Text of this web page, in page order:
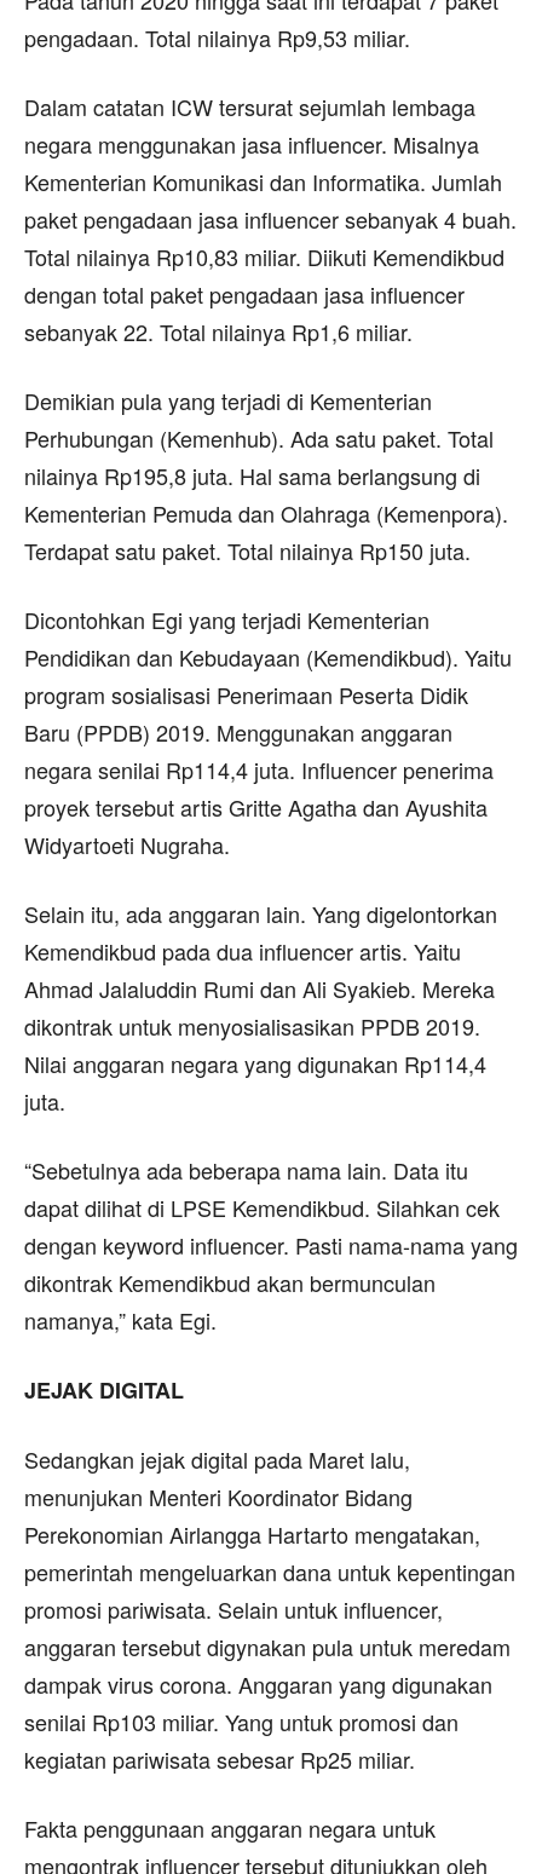
pengadaan. Total nilainya Rp9,53 miliar.
Dalam catatan ICW tersurat sejumlah lembaga
negara menggunakan jasa influencer. Misalnya
Kementerian Komunikasi dan Informatika. Jumlah
paket pengadaan jasa influencer sebanyak 4 buah.
Total nilainya Rp10,83 miliar. Diikuti Kemendikbud
dengan total paket pengadaan jasa influencer
sebanyak 22. Total nilainya Rp1,6 miliar.
Demikian pula yang terjadi di Kementerian
Perhubungan (Kemenhub). Ada satu paket. Total
nilainya Rp195,8 juta. Hal sama berlangsung di
Kementerian Pemuda dan Olahraga (Kemenpora).
Terdapat satu paket. Total nilainya Rp150 juta.
Dicontohkan Egi yang terjadi Kementerian
Pendidikan dan Kebudayaan (Kemendikbud). Yaitu
program sosialisasi Penerimaan Peserta Didik
Baru (PPDB) 2019. Menggunakan anggaran
negara senilai Rp114,4 juta. Influencer penerima
proyek tersebut artis Gritte Agatha dan Ayushita
Widyartoeti Nugraha.
Selain itu, ada anggaran lain. Yang digelontorkan
Kemendikbud pada dua influencer artis. Yaitu
Ahmad Jalaluddin Rumi dan Ali Syakieb. Mereka
dikontrak untuk menyosialisasikan PPDB 2019.
Nilai anggaran negara yang digunakan Rp114,4
juta.
“Sebetulnya ada beberapa nama lain. Data itu
dapat dilihat di LPSE Kemendikbud. Silahkan cek
dengan keyword influencer. Pasti nama-nama yang
dikontrak Kemendikbud akan bermunculan
namanya,” kata Egi.
JEJAK DIGITAL
Sedangkan jejak digital pada Maret lalu,
menunjukan Menteri Koordinator Bidang
Perekonomian Airlangga Hartarto mengatakan,
pemerintah mengeluarkan dana untuk kepentingan
promosi pariwisata. Selain untuk influencer,
anggaran tersebut digynakan pula untuk meredam
dampak virus corona. Anggaran yang digunakan
senilai Rp103 miliar. Yang untuk promosi dan
kegiatan pariwisata sebesar Rp25 miliar.
Fakta penggunaan anggaran negara untuk
mengontrak influencer tersebut ditunjukkan oleh